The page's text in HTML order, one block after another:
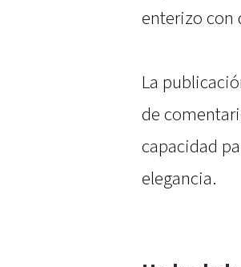
enterizo con
La
de
capacidad
elegancia.